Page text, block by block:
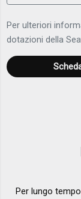
Per ulteriori
dotazioni della
Per lungo